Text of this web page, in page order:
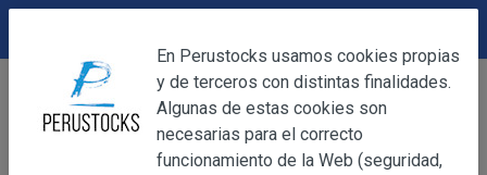
Alimentación Básica
Alimentación Básica
Aceite Oliva Suave Gourmet 1L
DEVOLUCIONES
En Perustocks usamos cookies propias
y de terceros con distintas finalidades.
Algunas de estas cookies son
necesarias para el correcto
funcionamiento de la Web (seguridad,